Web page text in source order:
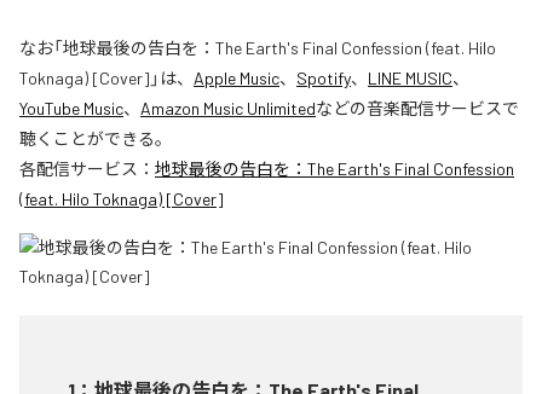
なお「地球最後の告白を：The Earth's Final Confession (feat. Hilo
Toknaga) [Cover] 」は、 Apple Music、 Spotify、 LINE MUSIC、
YouTube Music、 Amazon Music Unlimitedなどの音楽配信サービスで
聴くことができる。
各配信サービス： 地球最後の告白を：The Earth's Final Confession
(feat. Hilo Toknaga) [Cover]